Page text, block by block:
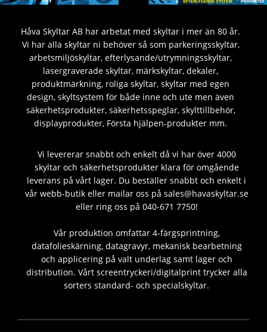
Håva Skyltar AB har arbetat med skyltar i mer än 80 år.
Vi har alla skyltar ni behöver så som parkeringsskyltar,
arbetsmiljöskyltar, efterlysande/utrymningsskyltar,
lasergraverade skyltar, märkskyltar, dekaler,
produktmärkning, roliga skyltar, skyltar med egen
design, skyltsystem för både inne och ute men även
säkerhetsprodukter, säkerhetsspeglar, skylttillbehör,
displayprodukter, Första hjälpen-produkter mm.
Vi levererar snabbt och enkelt då vi har över 4000
skyltar och säkerhetsprodukter klara för omgående
leverans på vårt lager. Du beställer snabbt och enkelt i
vår webb-butik eller mailar oss på sales@havaskyltar.se
eller ring oss på 040-671 7750!
Vår produktion omfattar 4-färgsprintning,
datafolieskärning, datagravyr, mekanisk bearbetning
och applicering på valt underlag samt lager och
distribution. Vårt screentryckeri/digitalprint trycker alla
sorters standard- och specialskyltar.